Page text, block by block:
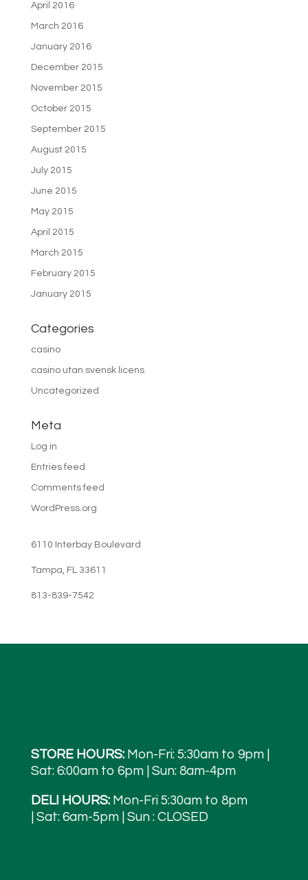
April 2016
March 2016
January 2016
December 2015
November 2015
October 2015
September 2015
August 2015
July 2015
June 2015
May 2015
April 2015
March 2015
February 2015
January 2015
Categories
casino
casino utan svensk licens
Uncategorized
Meta
Log in
Entries feed
Comments feed
WordPress.org
6110 Interbay Boulevard
Tampa, FL 33611
813-839-7542
STORE HOURS: Mon-Fri: 5:30am to 9pm |
Sat: 6:00am to 6pm | Sun: 8am-4pm
DELI HOURS: Mon-Fri 5:30am to 8pm
| Sat: 6am-5pm | Sun : CLOSED